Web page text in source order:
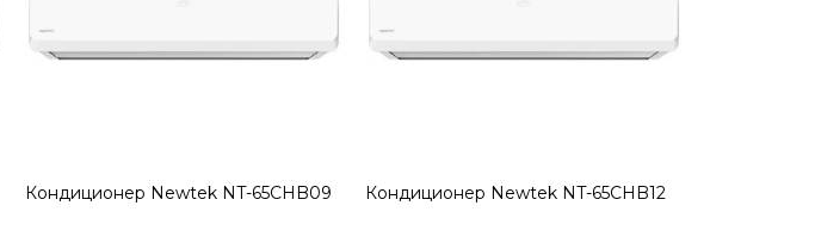
Кондиционер Newtek NT-65CHB09 Кондиционер Newtek NT-65CHB12